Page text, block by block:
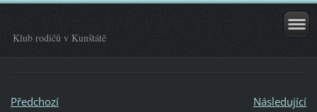
Klub rodičů v Kunštátě
Předchozí
Následující